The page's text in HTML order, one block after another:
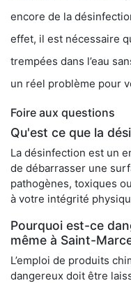
encore de la
effet, il est nécessaire
trempées dans l’eau
un réel problème pour
Foire aux questions
Qu'est ce que la
La désinfection est un
de débarrasser une
pathogènes, toxiques
à votre intégrité
Pourquoi est-ce
même à Saint-
L’emploi de produits
dangereux doit être